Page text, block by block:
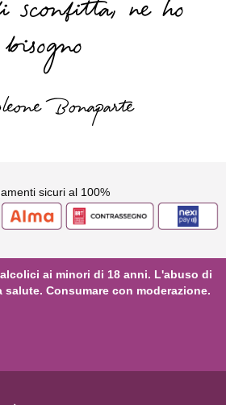
sconfitta, ne ho
bisogno
Bonaparte
sicuri al 100%
ai minori di 18 anni. L'abuso di
Consumare con moderazione.